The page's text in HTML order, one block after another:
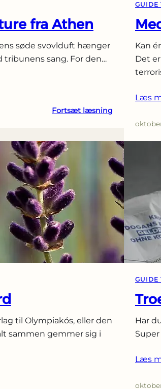
fra Athen
søde svovlduft hænger
sang. For den…
Fortsæt læsning
busruter
til
udebaneture
fra
Athen
GUIDE
Kan
Det
Læs
til Olympiakós, eller den
sammen gemmer sig i
GUIDE
Har
Læs